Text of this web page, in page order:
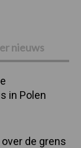
nieuws
in Polen
de grens